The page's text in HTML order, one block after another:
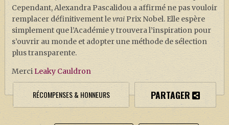
Cependant, Alexandra Pascalidou a affirmé ne pas vouloir
remplacer définitivement levraiPrix Nobel. Elle espère
simplement que l’Académie y trouvera l’inspiration pour
s’ouvrir au monde et adopter une méthode de sélection
plus transparente.
MerciLeaky Cauldron
RÉCOMPENSES & HONNEURS PARTAGER